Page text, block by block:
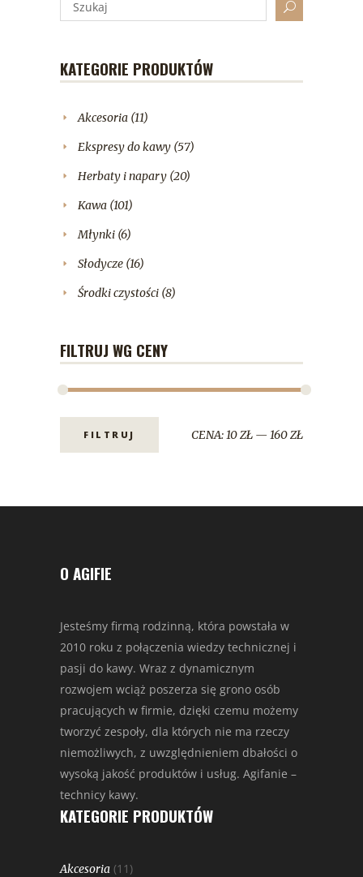
KATEGORIE PRODUKTÓW
Akcesoria (11)
Ekspresy do kawy (57)
Herbaty i napary (20)
Kawa (101)
Młynki (6)
Słodycze (16)
Środki czystości (8)
FILTRUJ WG CENY
FILTRUJ CENA:10 ZŁ — 160 ZŁ
O AGIFIE
Jesteśmy firmą rodzinną, która powstała w
2010 roku z połączenia wiedzy technicznej i
pasji do kawy. Wraz z dynamicznym
rozwojem wciąż poszerza się grono osób
pracujących w firmie, dzięki czemu możemy
tworzyć zespoły, dla których nie ma rzeczy
niemożliwych, z uwzględnieniem dbałości o
wysoką jakość produktów i usług. Agifanie –
technicy kawy.
KATEGORIE PRODUKTÓW
Akcesoria (11)